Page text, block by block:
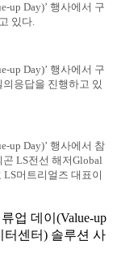
up Day)’ 행사에서 구
있다.
up Day)’ 행사에서 구
응답을 진행하고 있
up Day)’ 행사에서 참
LS전선 해저Global
머트리얼즈 대표이
업 데이(Value-up
터센터) 솔루션 사